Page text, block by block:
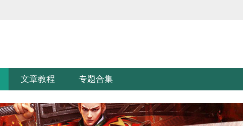
文章教程 专题合集